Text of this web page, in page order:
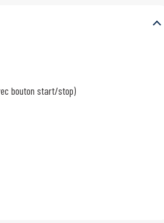
bouton start/stop)